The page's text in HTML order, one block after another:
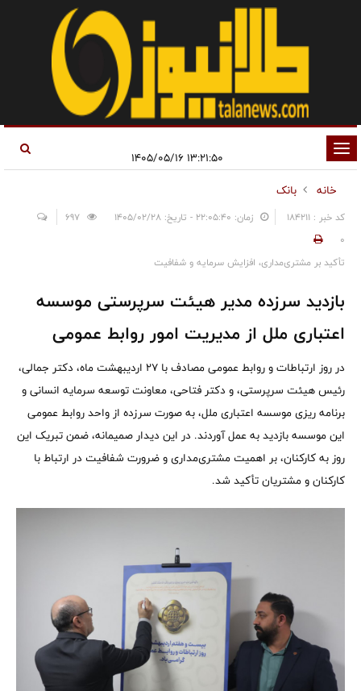
تغییر
وضعیت
ناوبری
خانه
بانک
کد خبر : 184211 زمان: ۲۲:۰۵:۴۰ - تاریخ: ۱۴۰۵/۰۲/۲۸
0
تأکید بر مشتری‌مداری، افزایش سرمایه و شفافیت
بازدید سرزده مدیر هیئت سرپرستی موسسه
اعتباری ملل از مدیریت امور روابط عمومی
در روز ارتباطات و روابط عمومی مصادف با ۲۷ اردیبهشت ماه، دکتر جمالی،
رئیس هیئت سرپرستی، و دکتر فتاحی، معاونت توسعه سرمایه انسانی و
برنامه ریزی موسسه اعتباری ملل، به صورت سرزده از واحد روابط عمومی
این موسسه بازدید به عمل آوردند. در این دیدار صمیمانه، ضمن تبریک این
روز به کارکنان، بر اهمیت مشتری‌مداری و ضرورت شفافیت در ارتباط با
کارکنان و مشتریان تأکید شد.